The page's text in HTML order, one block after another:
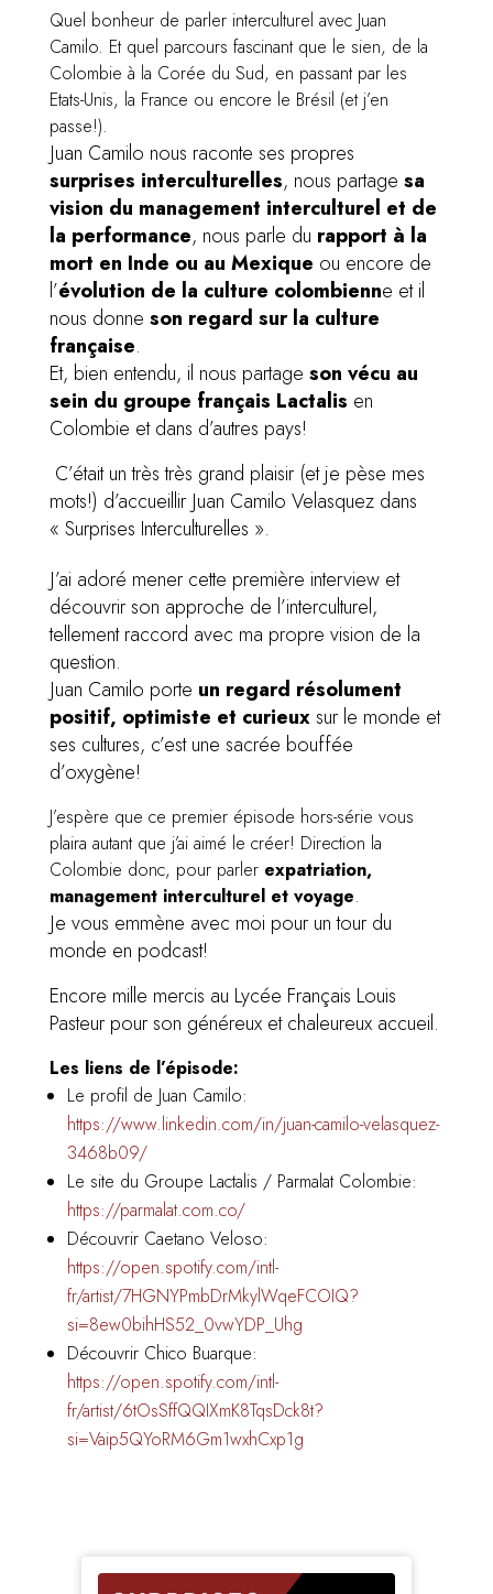
Quel bonheur de parler interculturel avec Juan
Camilo. Et quel parcours fascinant que le sien, de la
Colombie à la Corée du Sud, en passant par les
Etats-Unis, la France ou encore le Brésil (et j’en
passe!).
Juan Camilo nous raconte ses propres
surprises interculturelles, nous partage sa
vision du management interculturel et de
la performance, nous parle du rapport à la
mort en Inde ou au Mexique ou encore de
l’évolution de la culture colombienne et il
nous donne son regard sur la culture
française.
Et, bien entendu, il nous partage son vécu au
sein du groupe français Lactalis en
Colombie et dans d’autres pays!
C’était un très très grand plaisir (et je pèse mes
mots!) d’accueillir Juan Camilo Velasquez dans
« Surprises Interculturelles ».
J’ai adoré mener cette première interview et
découvrir son approche de l’interculturel,
tellement raccord avec ma propre vision de la
question.
Juan Camilo porte un regard résolument
positif, optimiste et curieuxsur le monde et
ses cultures, c’est une sacrée bouffée
d’oxygène!
J’espère que ce premier épisode hors-série vous
plaira autant que j’ai aimé le créer! Direction la
Colombie donc, pour parler expatriation,
management interculturel et voyage.
Je vous emmène avec moi pour un tour du
monde en podcast!
Encore mille mercis au Lycée Français Louis
Pasteur pour son généreux et chaleureux accueil.
Les liens de l’épisode:
Le profil de Juan Camilo:
https://www.linkedin.com/in/juan-camilo-velasquez-
3468b09/
Le site du Groupe Lactalis / Parmalat Colombie:
https://parmalat.com.co/
Découvrir Caetano Veloso:
https://open.spotify.com/intl-
fr/artist/7HGNYPmbDrMkylWqeFCOIQ?
si=8ew0bihHS52_0vwYDP_Uhg
Découvrir Chico Buarque:
https://open.spotify.com/intl-
fr/artist/6tOsSffQQIXmK8TqsDck8t?
si=Vaip5QYoRM6Gm1wxhCxp1g